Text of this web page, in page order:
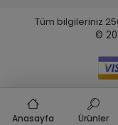
Tüm bilgileriniz
©
Anasayfa Ürünler